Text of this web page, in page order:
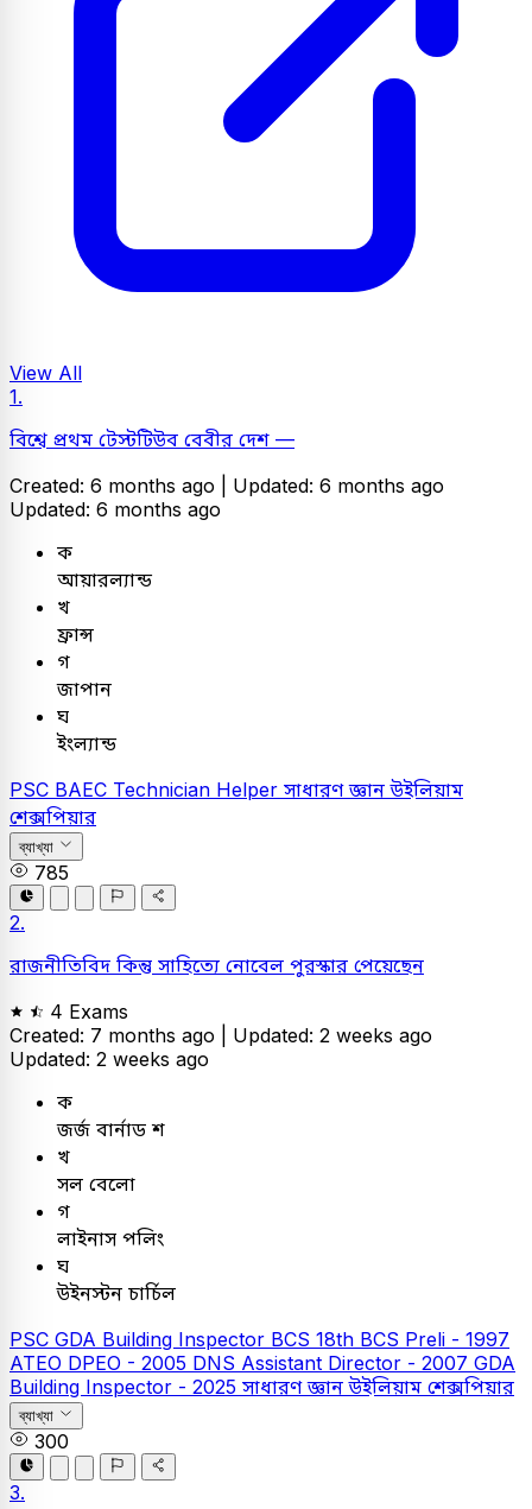
View All
1.
বিশ্বে প্রথম টেস্টটিউব বেবীর দেশ —
Created: 6 months ago | Updated: 6 months ago
Updated: 6 months ago
ক
আয়ারল্যান্ড
খ
ফ্রান্স
গ
জাপান
ঘ
ইংল্যান্ড
PSC BAEC Technician Helper সাধারণ জ্ঞানউইলিয়াম
শেক্সপিয়ার
ব্যাখ্যা
785
2.
রাজনীতিবিদ কিন্তু সাহিত্যে নোবেল পুরস্কার পেয়েছেন
4 Exams
Created: 7 months ago | Updated: 2 weeks ago
Updated: 2 weeks ago
ক
জর্জ বার্নাড শ
খ
সল বেলো
গ
লাইনাস পলিং
ঘ
উইনস্টন চার্চিল
PSC GDA Building Inspector BCS 18th BCS Preli - 1997
ATEO DPEO - 2005 DNS Assistant Director - 2007 GDA
Building Inspector - 2025 সাধারণ জ্ঞানউইলিয়াম শেক্সপিয়ার
ব্যাখ্যা
300
3.